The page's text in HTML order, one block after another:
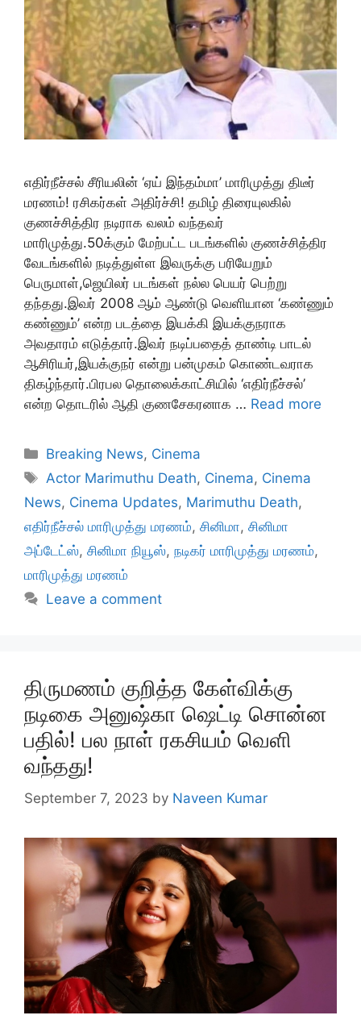
எதிர்நீச்சல் சீரியலின் ‘ஏய் இந்தம்மா’ மாரிமுத்து திடீர்
மரணம்! ரசிகர்கள் அதிர்ச்சி! தமிழ் திரையுலகில்
குணச்சித்திர நடிராக வலம் வந்தவர்
மாரிமுத்து.50க்கும் மேற்பட்ட படங்களில் குணச்சித்திர
வேடங்களில் நடித்துள்ள இவருக்கு பரியேறும்
பெருமாள்,ஜெயிலர் படங்கள் நல்ல பெயர் பெற்று
தந்தது.இவர் 2008 ஆம் ஆண்டு வெளியான ‘கண்ணும்
கண்ணும்’ என்ற படத்தை இயக்கி இயக்குநராக
அவதாரம் எடுத்தார்.இவர் நடிப்பதைத் தாண்டி பாடல்
ஆசிரியர்,இயக்குநர் என்று பன்முகம் கொண்டவராக
திகழ்ந்தார்.பிரபல தொலைக்காட்சியில் ‘எதிர்நீச்சல்’
என்ற தொடரில் ஆதி குணசேகரனாக … Read more
Categories
Breaking News, Cinema
Tags
Actor Marimuthu Death, Cinema, Cinema
News, Cinema Updates, Marimuthu Death,
எதிர்நீச்சல் மாரிமுத்து மரணம், சினிமா, சினிமா
அப்டேட்ஸ், சினிமா நியூஸ், நடிகர் மாரிமுத்து மரணம்,
மாரிமுத்து மரணம்
Leave a comment
திருமணம் குறித்த கேள்விக்கு
நடிகை அனுஷ்கா ஷெட்டி சொன்ன
பதில்! பல நாள் ரகசியம் வெளி
வந்தது!
September 7, 2023 by Naveen Kumar